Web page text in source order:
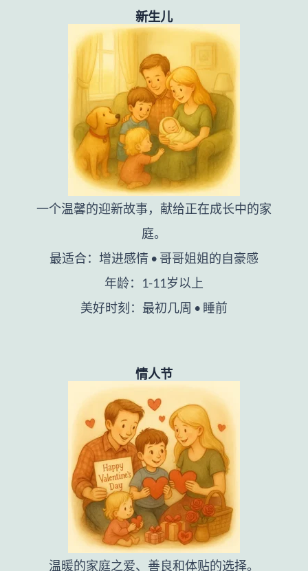
新生儿
一个温馨的迎新故事，献给正在成长中的家
庭。
最适合：增进感情 • 哥哥姐姐的自豪感
年龄：1-11岁以上
美好时刻：最初几周 • 睡前
情人节
温暖的家庭之爱、善良和体贴的选择。